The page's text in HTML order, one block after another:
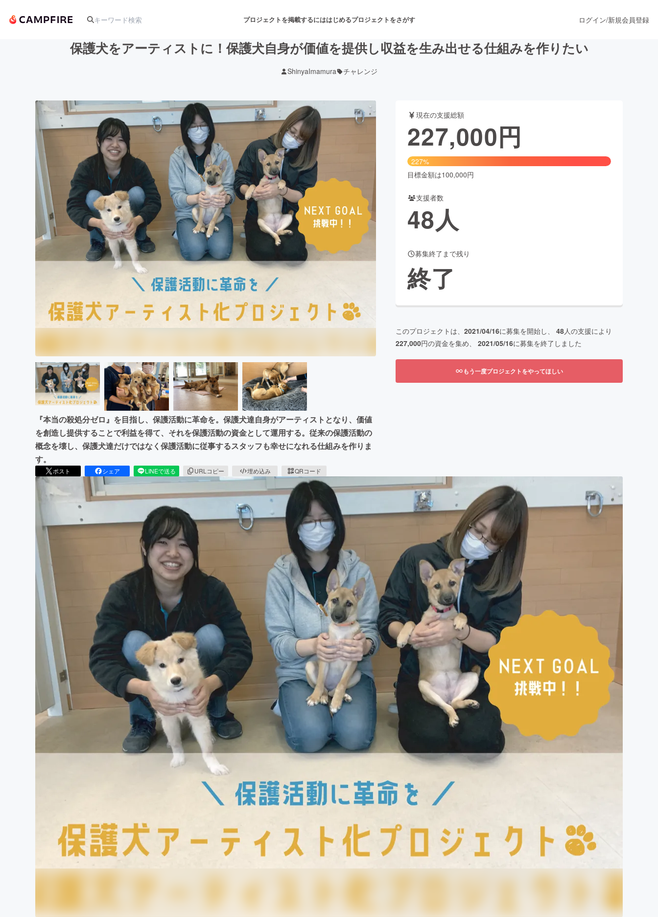
プロジェクトを掲載するにははじめるプロジェクトをさがす
アート・写真 音楽 舞台・パフォーマンス
テクノロジー・ガジェット ゲーム・サービス開発 フード・飲食店 ファッション
映像・映画 書籍・雑誌出版
ビジネス・起業 チャレンジ ビューティー・ヘルスケア
まちづくり・地域活性化
CAMPFIRE for Social Good
CAMPFIREふるさと納税
ログイン/新規会員登録
保護犬をアーティストに！保護犬自身が価値を提供し収益を生み出せる仕組みを作りたい
ShinyaImamura チャレンジ
『本当の殺処分ゼロ』を目指し、保護活動に革命を。保護犬達自身がアーティストとなり、価値
を創造し提供することで利益を得て、それを保護活動の資金として運用する。従来の保護活動の
概念を壊し、保護犬達だけではなく保護活動に従事するスタッフも幸せになれる仕組みを作りま
す。
ポスト シェア LINEで送る URLコピー 埋め込み QRコード
現在の支援総額
227,000円
227%
目標金額は100,000円
支援者数
48人
募集終了まで残り
終了
このプロジェクトは、 2021/04/16に募集を開始し、 48人の支援により
227,000円の資金を集め、 2021/05/16に募集を終了しました
もう一度プロジェクトをやってほしい